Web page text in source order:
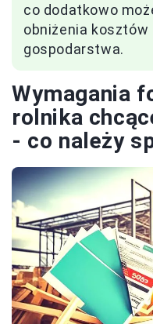
co dodatkowo
obniżenia
gospodarstwa.
Wymagania
rolnika
- co należy